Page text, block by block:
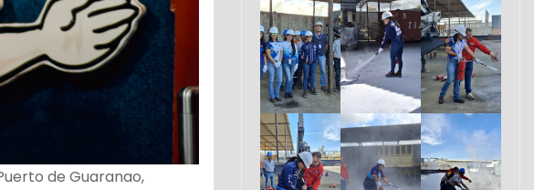
de Guaranao,